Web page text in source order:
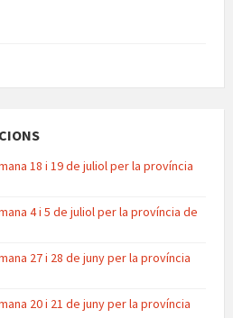
18 i 19 de juliol per la província
4 i 5 de juliol per la província de
27 i 28 de juny per la província
20 i 21 de juny per la província